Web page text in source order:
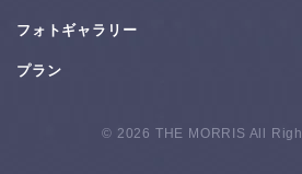
フォトギャラリー
プラン
© 2026 THE MORRIS All